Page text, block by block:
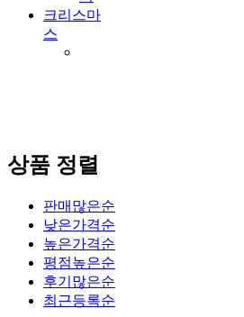
크리스마
스
상품 정렬
판매많은순
낮은가격순
높은가격순
평점높은순
후기많은순
최근등록순